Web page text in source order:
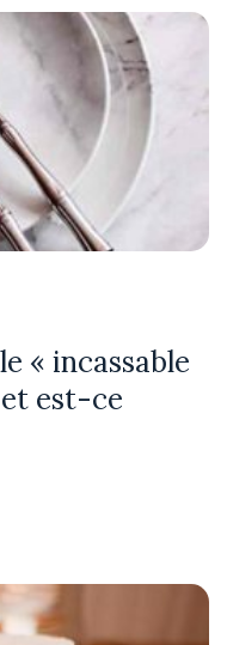
« incassable
et est-ce